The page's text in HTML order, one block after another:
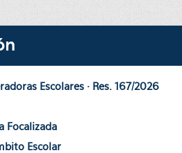
Escolares · Res. 167/2026
Focalizada
Escolar